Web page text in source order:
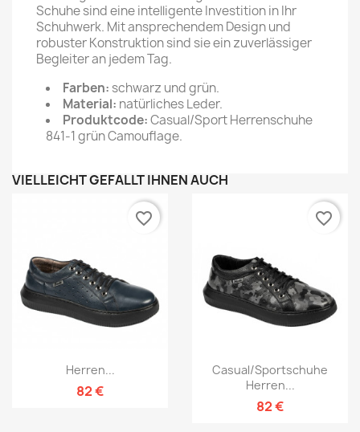
Schuhe sind eine intelligente Investition in Ihr
Schuhwerk. Mit ansprechendem Design und
robuster Konstruktion sind sie ein zuverlässiger
Begleiter an jedem Tag.
Farben: schwarz und grün.
Material: natürliches Leder.
Produktcode:Casual/Sport Herrenschuhe
841-1 grün Camouflage.
VIELLEICHT GEFÄLLT IHNEN AUCH
Herren...
82 €
favorite_border
Casual/Sportschuhe
Herren...
82 €
favorite_border